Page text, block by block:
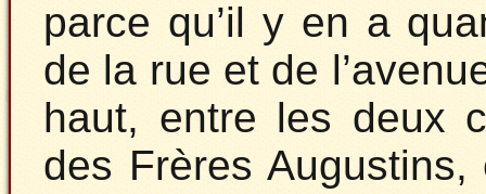
parce qu’il y en a
de la rue et de
haut, entre les deux
des Frères